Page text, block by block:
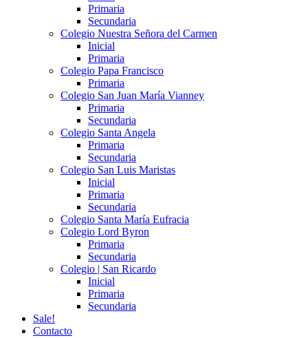
Primaria
Secundaria
Colegio Nuestra Señora del Carmen
Inicial
Primaria
Colegio Papa Francisco
Primaria
Colegio San Juan María Vianney
Primaria
Secundaria
Colegio Santa Angela
Primaria
Secundaria
Colegio San Luis Maristas
Inicial
Primaria
Secundaria
Colegio Santa María Eufracia
Colegio Lord Byron
Primaria
Secundaria
Colegio | San Ricardo
Inicial
Primaria
Secundaria
Sale!
Contacto